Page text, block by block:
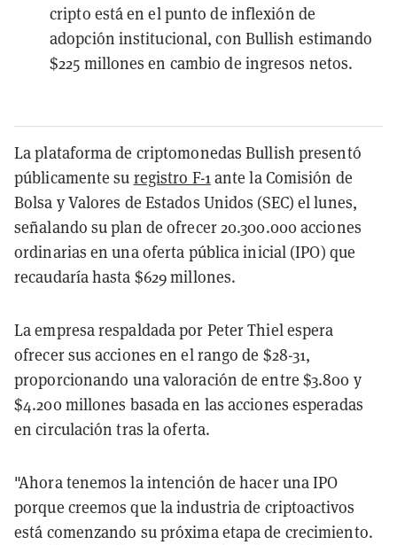
cripto está en el punto de inflexión de
adopción institucional, con Bullish estimando
$225 millones en cambio de ingresos netos.
La plataforma de criptomonedas Bullish presentó
públicamente su registro F-1ante la Comisión de
Bolsa y Valores de Estados Unidos (SEC) el lunes,
señalando su plan de ofrecer 20.300.000 acciones
ordinarias en una oferta pública inicial (IPO) que
recaudaría hasta $629 millones.
La empresa respaldada por Peter Thiel espera
ofrecer sus acciones en el rango de $28-31,
proporcionando una valoración de entre $3.800 y
$4.200 millones basada en las acciones esperadas
en circulación tras la oferta.
"Ahora tenemos la intención de hacer una IPO
porque creemos que la industria de criptoactivos
está comenzando su próxima etapa de crecimiento.